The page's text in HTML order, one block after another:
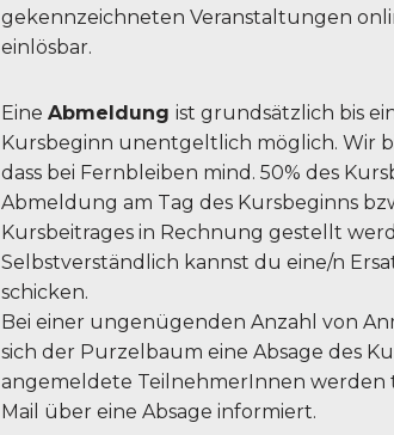
gekennzeichneten Veranstaltungen
einlösbar.
Eine Abmeldung ist grundsätzlich bis
Kursbeginn unentgeltlich möglich. Wir
dass bei Fernbleiben mind. 50% des
Abmeldung am Tag des Kursbeginns
Kursbeitrages in Rechnung gestellt
Selbstverständlich kannst du eine/n
schicken.
Bei einer ungenügenden Anzahl von
sich der Purzelbaum eine Absage des
angemeldete TeilnehmerInnen werden
Mail über eine Absage informiert.